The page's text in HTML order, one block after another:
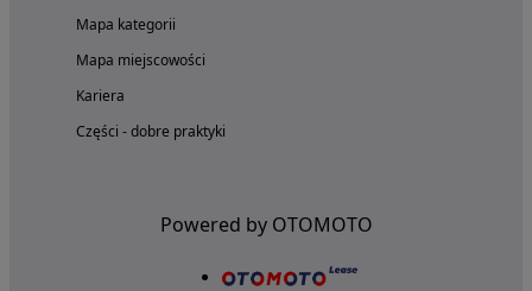
Mapa kategorii
Mapa miejscowości
Kariera
Części - dobre praktyki
Powered by OTOMOTO